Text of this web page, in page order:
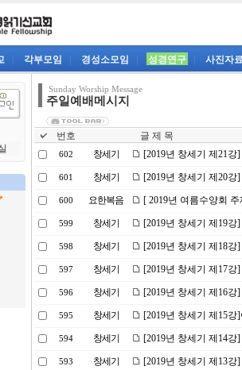
각부모임 경성소모임 성경연구 사진자
Sunday Worship Message
주일예배메시지
번호 글 제 목
602 창세기 [2019년 창세기 제21
601 창세기 [2019년 창세기 제20
600 요한복음 [ 2019년 여름수양회
599 창세기 [2019년 창세기 제19강
598 창세기 [2019년 창세기 제18
597 창세기 [2019년 창세기 제17
596 창세기 [2019년 창세기 제16강
595 창세기 [2019년 창세기 제15
594 창세기 [2019년 창세기 제14
593 창세기 [2019년 창세기 제13